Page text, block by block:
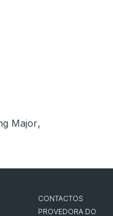
Major,
CONTACTOS
PROVEDORA DO